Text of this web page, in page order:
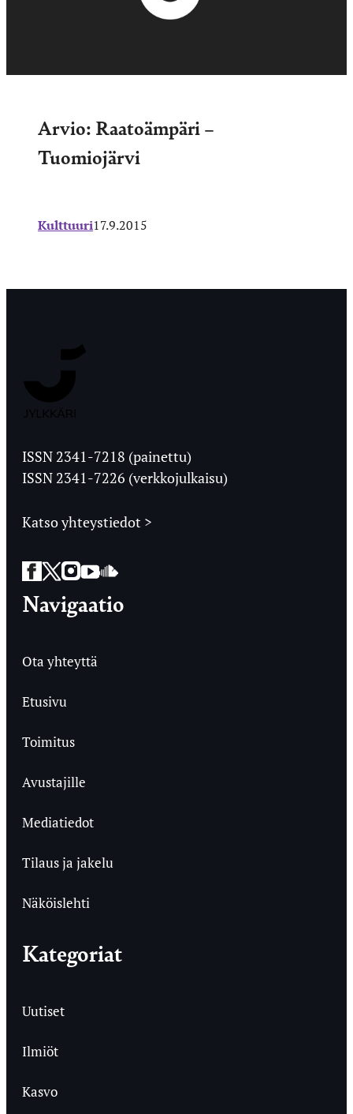
Arvio: Raatoämpäri –
Tuomiojärvi
Kulttuuri17.9.2015
Ylioppilaslehti
ISSN 2341-7218 (painettu)
ISSN 2341-7226 (verkkojulkaisu)
Katso yhteystiedot >
Facebook
Twitter
Instagram
YouTube
SoundCloud
Navigaatio
Ota yhteyttä
Etusivu
Toimitus
Avustajille
Mediatiedot
Tilaus ja jakelu
Näköislehti
Kategoriat
Uutiset
Ilmiöt
Kasvo